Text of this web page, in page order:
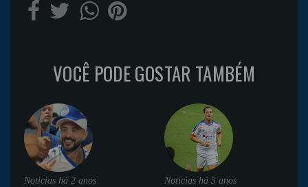
VOCÊ PODE GOSTAR TAMBÉM
Noticias há 2 anos Noticias há 5 anos